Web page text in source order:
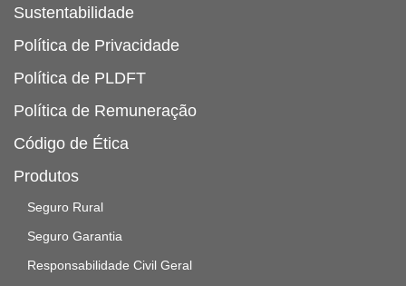
Sustentabilidade
Política de Privacidade
Política de PLDFT
Política de Remuneração
Código de Ética
Produtos
Seguro Rural
Seguro Garantia
Responsabilidade Civil Geral